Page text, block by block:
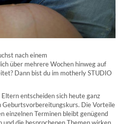
nach einem
über mehrere Wochen hinweg auf
Dann bist du im motherly STUDIO
entscheiden sich heute ganz
Geburtsvorbereitungskurs. Die Vorteile
einzelnen Terminen bleibt genügend